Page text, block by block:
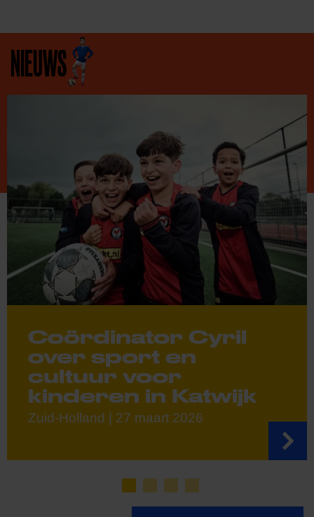
NIEUWS
Coördinator Cyril
over sport en
cultuur voor
kinderen in Katwijk
Zuid-Holland | 27 maart 2026